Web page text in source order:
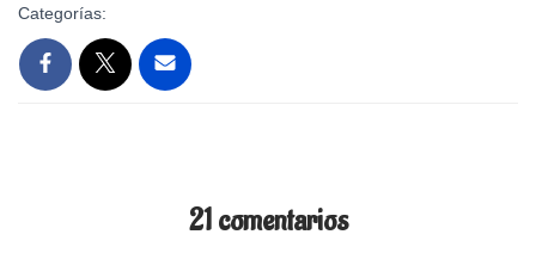
Categorías:
21 comentarios